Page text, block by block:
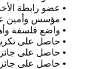
• عضو رابطة
• مؤسس وأمين
• واضع فلسفة
• حاصل على تكريم وزارة
• حاصل على جائزة الابداع
• حاصل على جائزة